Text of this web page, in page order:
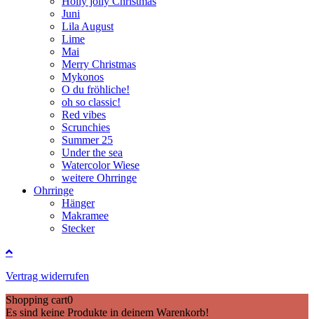
Juni
Lila August
Lime
Mai
Merry Christmas
Mykonos
O du fröhliche!
oh so classic!
Red vibes
Scrunchies
Summer 25
Under the sea
Watercolor Wiese
weitere Ohrringe
Ohrringe
Hänger
Makramee
Stecker
Vertrag widerrufen
Shopping cart0
Es sind keine Produkte in deinem Warenkorb!